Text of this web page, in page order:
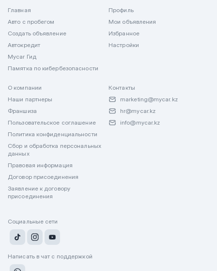
Главная
Авто с пробегом
Создать объявление
Автокредит
Mycar Гид
Памятка по кибербезопасности
Профиль
Мои объявления
Избранное
Настройки
О компании
Наши партнеры
Франшиза
Пользовательское соглашение
Политика конфиденциальности
Сбор и обработка персональных
данных
Правовая информация
Договор присоединения
Заявление к договору
присоединения
Контакты
marketing@mycar.kz
hr@mycar.kz
info@mycar.kz
Социальные сети
Написать в чат с поддержкой